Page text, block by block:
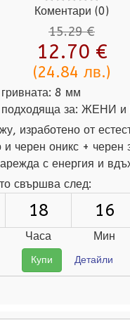
Коментари (0)
15.29 €
12.70 €
(24.84 лв.)
8 мм
за: ЖЕНИ
изработено от
и черен оникс + черен
с енергия и
свършва след:
18 16
Часа Мин
Купи Детайли